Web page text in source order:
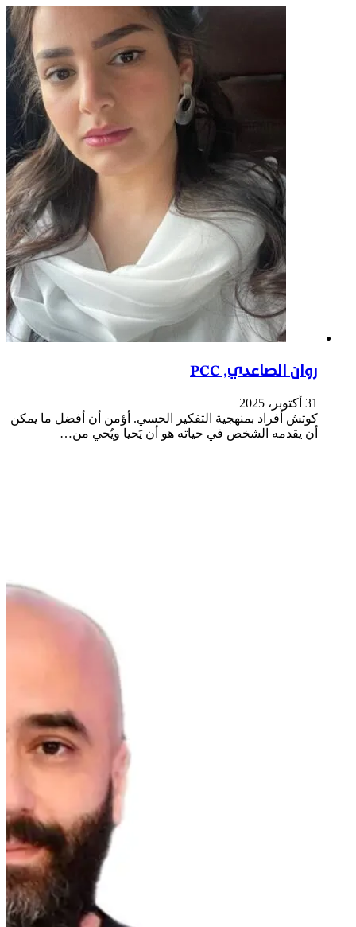
روان الصاعدي, PCC
31 أكتوبر، 2025
كوتش أفراد بمنهجية التفكير الحسي. أؤمن أن أفضل ما يمكن
أن يقدمه الشخص في حياته هو أن يَحيا ويُحي من…